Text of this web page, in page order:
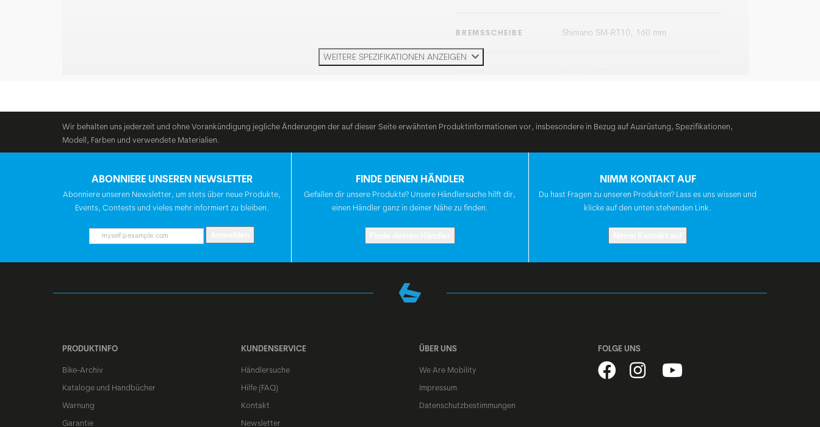
BREMSSCHEIBE Shimano SM-RT10, 160 mm
LENKER BGM Comp, Riser Lenker, Breite: 700 mm
VORBAU BGM Comp, +/-6°
SATTELSTÜTZE BGM Comp
Syncros Tofino 2.5
Shimano, Centerlock, Disc,
WEITERE SPEZIFIKATIONEN ANZEIGEN
Wir behalten uns jederzeit und ohne Vorankündigung jegliche Änderungen der auf dieser Seite erwähnten Produktinformationen vor, insbesondere in Bezug auf Ausrüstung, Spezifikationen,
Modell, Farben und verwendete Materialien.
ABONNIERE UNSEREN NEWSLETTER
Abonniere unseren Newsletter, um stets über neue Produkte,
Events, Contests und vieles mehr informiert zu bleiben.
FINDE DEINEN HÄNDLER
Gefallen dir unsere Produkte? Unsere Händlersuche hilft dir,
einen Händler ganz in deiner Nähe zu finden.
NIMM KONTAKT AUF
Du hast Fragen zu unseren Produkten? Lass es uns wissen und
klicke auf den unten stehenden Link.
PRODUKTINFO
Bike-Archiv
Kataloge und Handbücher
Warnung
Garantie
KUNDENSERVICE
Händlersuche
Hilfe (FAQ)
Kontakt
Newsletter
ÜBER UNS
We Are Mobility
Impressum
Datenschutzbestimmungen
FOLGE UNS